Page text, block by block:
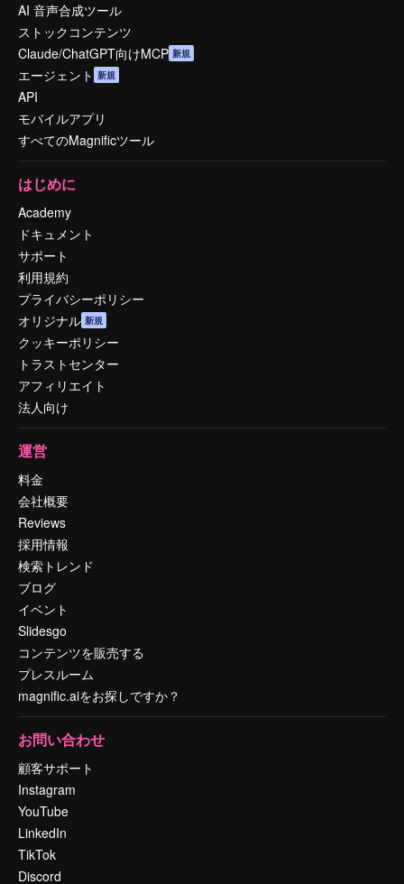
AI 音声合成ツール
ストックコンテンツ
Claude/ChatGPT向けMCP 新規
エージェント 新規
API
モバイルアプリ
すべてのMagnificツール
はじめに
Academy
ドキュメント
サポート
利用規約
プライバシーポリシー
オリジナル 新規
クッキーポリシー
トラストセンター
アフィリエイト
法人向け
運営
料金
会社概要
Reviews
採用情報
検索トレンド
ブログ
イベント
Slidesgo
コンテンツを販売する
プレスルーム
magnific.aiをお探しですか？
お問い合わせ
顧客サポート
Instagram
YouTube
LinkedIn
TikTok
Discord